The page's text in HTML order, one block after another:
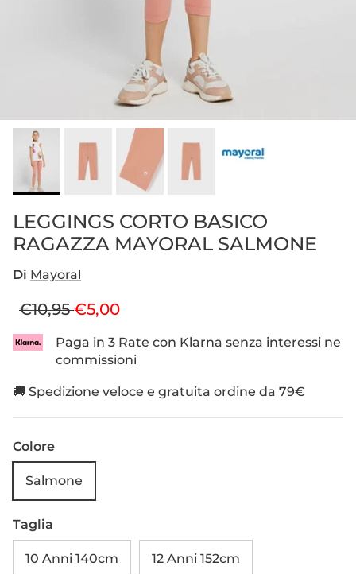
LEGGINGS CORTO BASICO
RAGAZZA MAYORAL SALMONE
Di Mayoral
Prezzo normale
€10,95Prezzo di vendita
€5,00
Paga in 3 Rate con Klarna senza interessi ne
commissioni
🚚 Spedizione veloce e gratuita ordine da 79€
Colore
Salmone
Taglia
10 Anni 140cm 12 Anni 152cm